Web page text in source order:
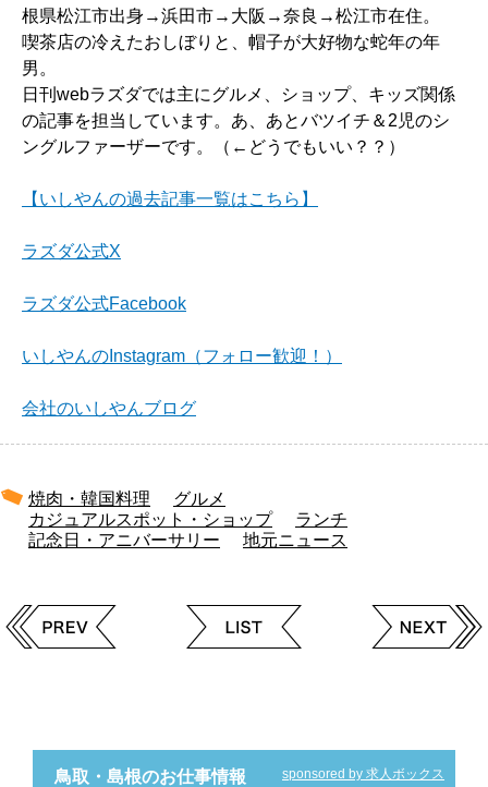
根県松江市出身→浜田市→大阪→奈良→松江市在住。
喫茶店の冷えたおしぼりと、帽子が大好物な蛇年の年
男。
日刊webラズダでは主にグルメ、ショップ、キッズ関係
の記事を担当しています。あ、あとバツイチ＆2児のシ
ングルファーザーです。（←どうでもいい？？）
【いしやんの過去記事一覧はこちら】
ラズダ公式X
ラズダ公式Facebook
いしやんのInstagram（フォロー歓迎！）
会社のいしやんブログ
焼肉・韓国料理
グルメ
カジュアルスポット・ショップ
ランチ
記念日・アニバーサリー
地元ニュース
鳥取・島根のお仕事情報 sponsored by 求人ボックス